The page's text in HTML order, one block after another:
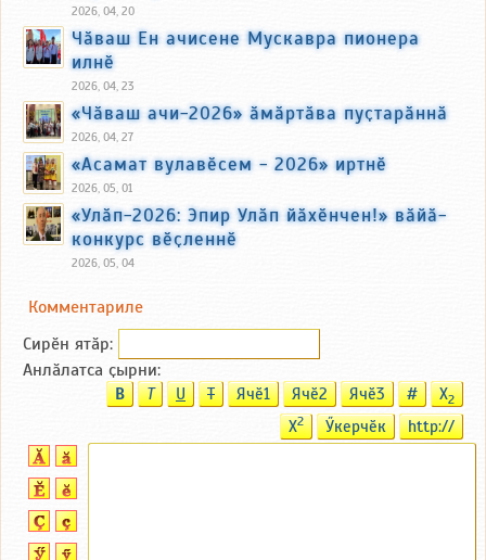
2026, 04, 20
Чӑваш Ен ачисене Мускавра пионера
илнӗ
2026, 04, 23
«Чӑваш ачи-2026» ӑмӑртӑва пуҫтарӑннӑ
2026, 04, 27
«Асамат вулавӗсем - 2026» иртнӗ
2026, 05, 01
«Улӑп-2026: Эпир Улӑп йӑхӗнчен!» вӑйӑ-
конкурс вӗҫленнӗ
2026, 05, 04
Комментариле
Сирӗн ятӑp:
Анлӑлатса ҫырни:
B T U T Ячӗ1 Ячӗ2 Ячӗ3 # X2
X2 Ӳкерчӗк http://